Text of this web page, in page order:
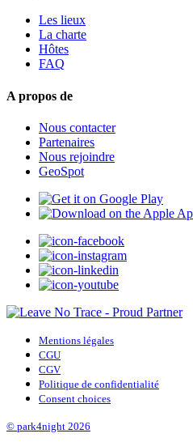
Les lieux
La charte
Hôtes
FAQ
A propos de
Nous contacter
Partenaires
Nous rejoindre
GeoSpot
Mentions légales
CGU
CGV
Politique de confidentialité
Consent choices
© park4night 2026